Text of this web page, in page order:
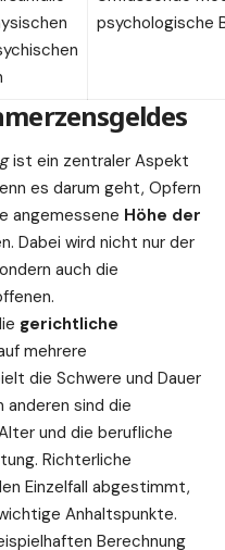
psychologische
ist ein zentraler Aspekt
es darum geht, Opfern
angemessene Höhe der
Dabei wird nicht nur der
auch die
gerichtliche
mehrere
die Schwere und Dauer
anderen sind die
und die berufliche
. Richterliche
Einzelfall abgestimmt,
Anhaltspunkte.
Berechnung